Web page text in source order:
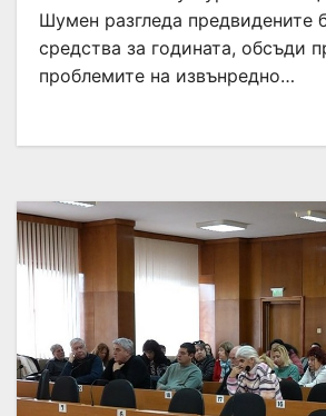
Шумен разгледа предвидените
средства за годината, обсъди
проблемите на извънредно…